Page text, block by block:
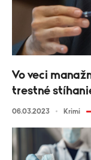
Vo veci
trestné
06.03.2023 Krimi